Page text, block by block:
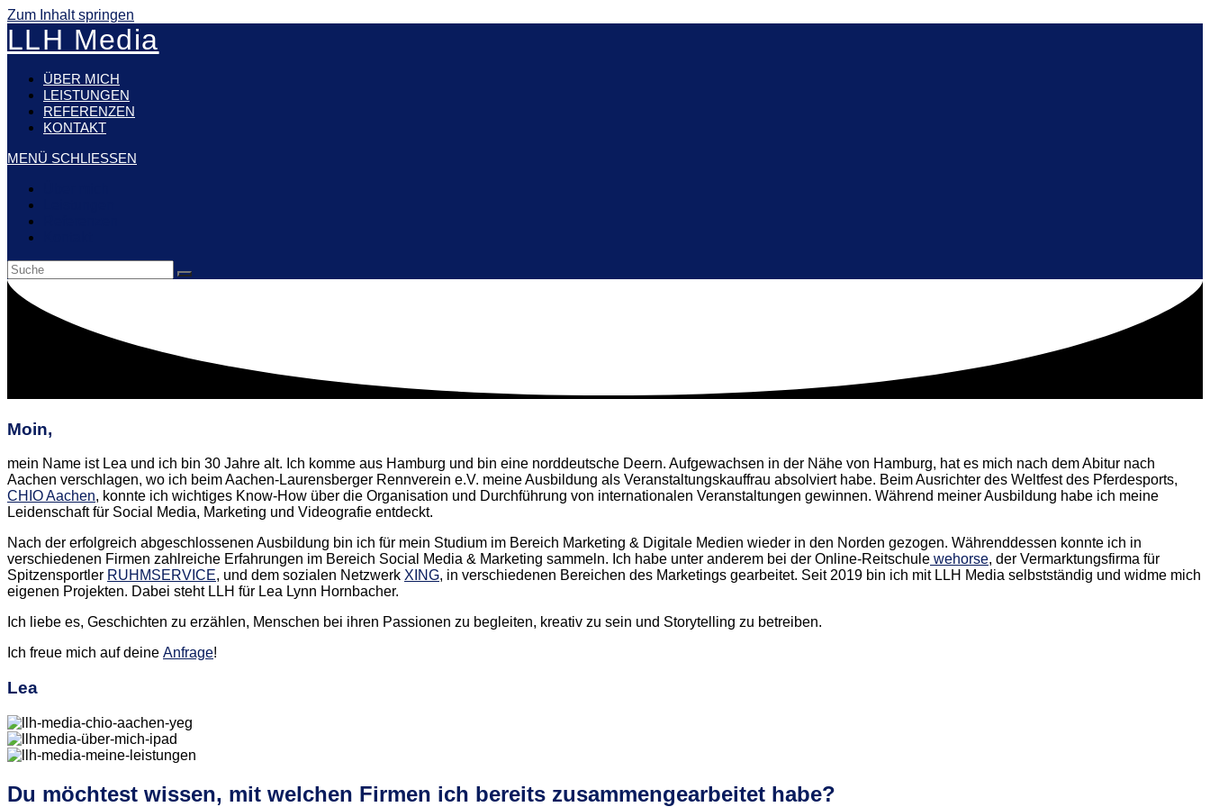
Zum Inhalt springen
LLH Media
ÜBER MICH
LEISTUNGEN
REFERENZEN
KONTAKT
MENÜ SCHLIESSEN
Moin,
mein Name ist Lea und ich bin 30 Jahre alt. Ich komme aus Hamburg und bin eine norddeutsche Deern. Aufgewachsen in der Nähe von Hamburg, hat es mich nach dem Abitur nach
Aachen verschlagen, wo ich beim Aachen-Laurensberger Rennverein e.V. meine Ausbildung als Veranstaltungskauffrau absolviert habe. Beim Ausrichter des Weltfest des Pferdesports,
CHIO Aachen, konnte ich wichtiges Know-How über die Organisation und Durchführung von internationalen Veranstaltungen gewinnen. Während meiner Ausbildung habe ich meine
Leidenschaft für Social Media, Marketing und Videografie entdeckt.
Nach der erfolgreich abgeschlossenen Ausbildung bin ich für mein Studium im Bereich Marketing & Digitale Medien wieder in den Norden gezogen. Währenddessen konnte ich in
verschiedenen Firmen zahlreiche Erfahrungen im Bereich Social Media & Marketing sammeln. Ich habe unter anderem bei der Online-Reitschule wehorse, der Vermarktungsfirma für
Spitzensportler RUHMSERVICE, und dem sozialen Netzwerk XING, in verschiedenen Bereichen des Marketings gearbeitet. Seit 2019 bin ich mit LLH Media selbstständig und widme mich
eigenen Projekten. Dabei steht LLH für Lea Lynn Hornbacher.
Ich liebe es, Geschichten zu erzählen, Menschen bei ihren Passionen zu begleiten, kreativ zu sein und Storytelling zu betreiben.
Ich freue mich auf deine Anfrage!
Lea
Du möchtest wissen, mit welchen Firmen ich bereits zusammengearbeitet habe?